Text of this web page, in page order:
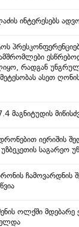
ინტერესებს
რადგან
ასეთ
მაგნიტუდის
დრონებით იერიშის
საგარეო
ჩამოვარდნის
ოლქში მდებარე